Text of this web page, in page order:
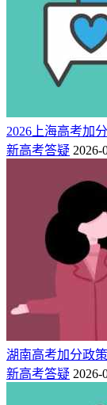
高中阶段从
本市的少数民族
这是2026年唯一
“高中阶段从边
考生不再享受。
轨迹，一旦发现“
操作，直接取消
2026年上海彻
1、少数民族“本
2025年是最后一
身份证是维吾尔
2、归侨、华侨子
这条曾让不少海
育部给出的理由
办、台联证明的
2026上海高考加
新高考答疑 2026-
湖南高考加分政
新高考答疑 2026-